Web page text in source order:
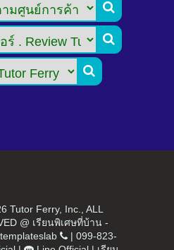



Tutor Ferry, Inc., ALL
@ เรียนพิเศษที่บ้าน -
| 099-823-